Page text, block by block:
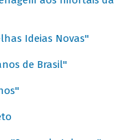
Ideias Novas"
de Brasil"